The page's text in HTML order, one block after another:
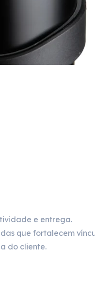
e entrega.
que fortalecem
do cliente.